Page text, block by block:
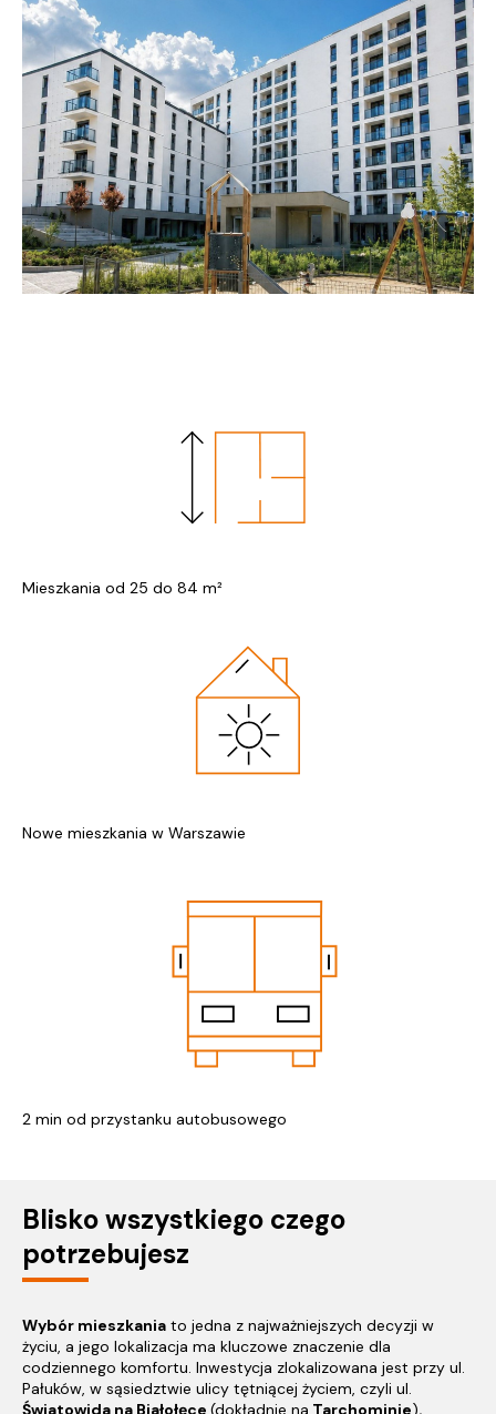
Mieszkania od 25 do 84 m²
Nowe mieszkania w Warszawie
2 min od przystanku autobusowego
Blisko wszystkiego czego
potrzebujesz
Wybór mieszkania to jedna z najważniejszych decyzji w
życiu, a jego lokalizacja ma kluczowe znaczenie dla
codziennego komfortu. Inwestycja zlokalizowana jest przy ul.
Pałuków, w sąsiedztwie ulicy tętniącej życiem, czyli ul.
Światowida na Białołęce (dokładnie na Tarchominie).